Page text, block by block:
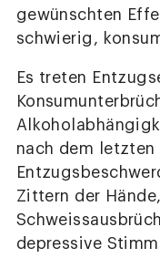
gewünschten
schwierig,
Es treten
nach dem letzten
Zittern der
depressive